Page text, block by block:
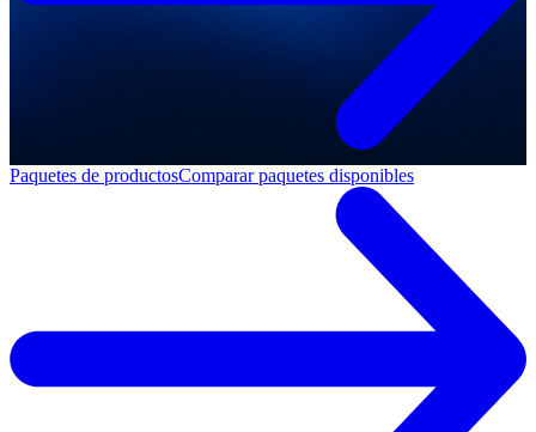
Paquetes de productosComparar paquetes disponibles